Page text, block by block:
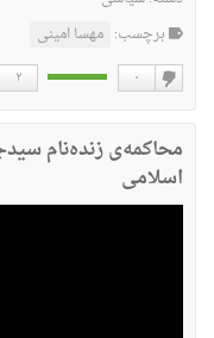
برچسب: مهسا امینی
۲ ۰
محاکمه‌ی زنده‌نام
اسلامی